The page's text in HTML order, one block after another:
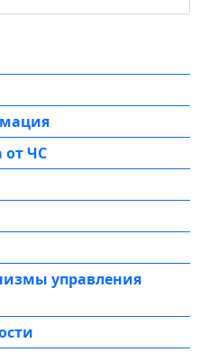
от ЧС
управления